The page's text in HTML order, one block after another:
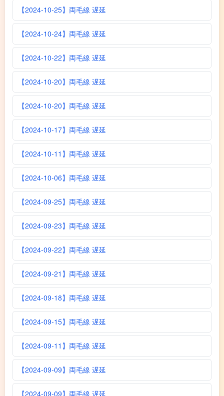
【2024-10-25】両毛線 遅延
【2024-10-24】両毛線 遅延
【2024-10-22】両毛線 遅延
【2024-10-20】両毛線 遅延
【2024-10-20】両毛線 遅延
【2024-10-17】両毛線 遅延
【2024-10-11】両毛線 遅延
【2024-10-06】両毛線 遅延
【2024-09-25】両毛線 遅延
【2024-09-23】両毛線 遅延
【2024-09-22】両毛線 遅延
【2024-09-21】両毛線 遅延
【2024-09-18】両毛線 遅延
【2024-09-15】両毛線 遅延
【2024-09-11】両毛線 遅延
【2024-09-09】両毛線 遅延
【2024-09-09】両毛線 遅延